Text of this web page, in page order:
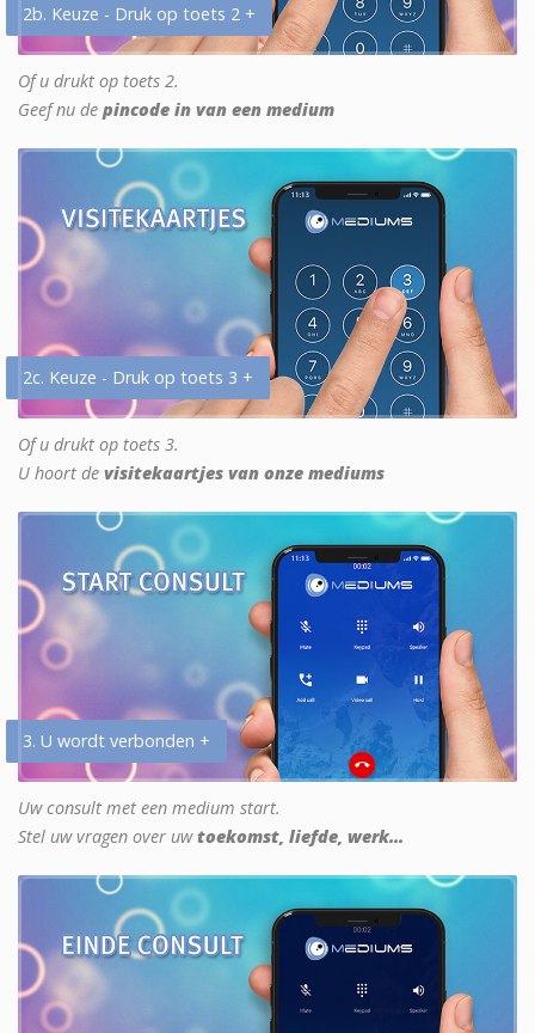
2b. Keuze - Druk op toets 2 +
Of u drukt op toets 2.
Geef nu de pincode in van een medium
2c. Keuze - Druk op toets 3 +
Of u drukt op toets 3.
U hoort de visitekaartjes van onze mediums
3. U wordt verbonden +
Uw consult met een medium start.
Stel uw vragen over uwtoekomst, liefde, werk...